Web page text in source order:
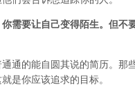
你需要让自己变得陌生。但不
通的能自圆其说的简历。那
是你应该追求的目标。